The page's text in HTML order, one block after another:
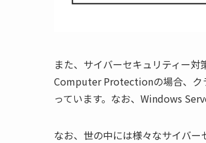
また、サイバーセキュリティー対
Computer Protectionの場合、
っています。なお、 Windows
なお、世の中には様々なサイバ